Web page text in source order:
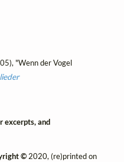
"Wenn der Vogel
excerpts, and
© 2020, (re)printed on